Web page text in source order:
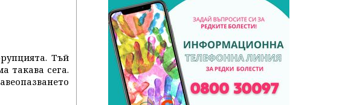
Тъй
такава сега.